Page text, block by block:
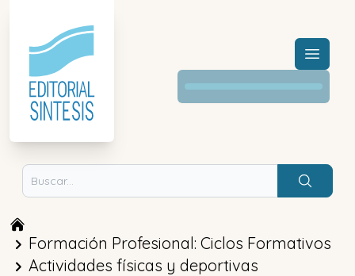
Menú
Buscar
Formación Profesional: Ciclos Formativos
Actividades físicas y deportivas